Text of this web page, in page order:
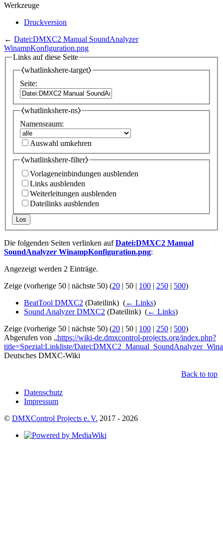
Werkzeuge
Druckversion
← Datei:DMXC2 Manual SoundAnalyzer
WinampKonfiguration.png
Links auf diese Seite
⧼whatlinkshere-target⧽
Seite:
⧼whatlinkshere-ns⧽
Namensraum:
Auswahl umkehren
⧼whatlinkshere-filter⧽
Vorlageneinbindungen ausblenden
Links ausblenden
Weiterleitungen ausblenden
Dateilinks ausblenden
Los
Die folgenden Seiten verlinken aufDatei:DMXC2 Manual
SoundAnalyzer WinampKonfiguration.png:
Angezeigt werden 2 Einträge.
Zeige (vorherige 50 | nächste 50) (20 | 50 | 100 | 250 | 500)
BeatTool DMXC2 (Dateilink) ‎ (← Links)
Sound Analyzer DMXC2 (Dateilink) ‎ (← Links)
Zeige (vorherige 50 | nächste 50) (20 | 50 | 100 | 250 | 500)
Abgerufen von „https://wiki-de.dmxcontrol-projects.org/index.php?
title=Spezial:Linkliste/
Deutsches DMXC-Wiki
Back to top
Datenschutz
Impressum
© DMXControl Projects e. V. 2017 - 2026